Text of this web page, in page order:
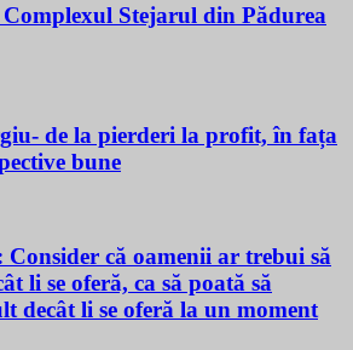
Complexul Stejarul din Pădurea
de la pierderi la profit, în fața
bune
că oamenii ar trebui să
li se oferă, ca să poată să
decât li se oferă la un moment